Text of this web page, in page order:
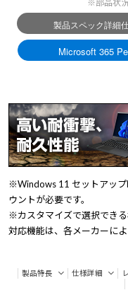
※部品状
※Windows 11 セットアッ
ウントが必要です。
※カスタマイズで選択でき
対応機能は、各メーカーによ
製品特長 仕様詳細